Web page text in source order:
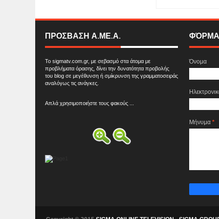
ΠΡΟΣΒΑΣΗ Α.ΜΕ.Α.
Το sigmatv.com.gr, με σεβασμό στα άτομα με
προβλήματα όρασης, δίνει την δυνατότητα προβολής
του blog σε μεγέθυνση ή σμίκρυνση της γραμματοσειράς
αναλόγως τις ανάγκες.
Απλά χρησιμοποιήστε τους φακούς ...
ΦΌΡΜΑ
Όνομα
Μήνυμα *